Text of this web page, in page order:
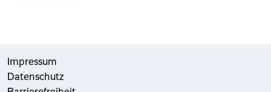
Impressum
Datenschutz